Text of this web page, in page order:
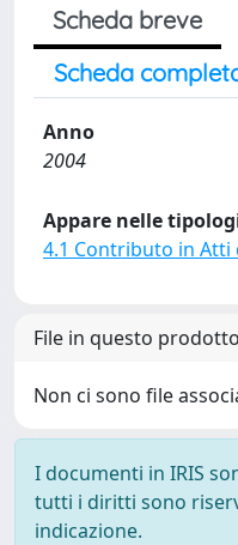
Scheda breve
Scheda
Anno
2004
Appare nelle
4.1 Contributo in Atti
File in questo
Non ci sono file
I documenti in IRIS
tutti i diritti sono
indicazione.